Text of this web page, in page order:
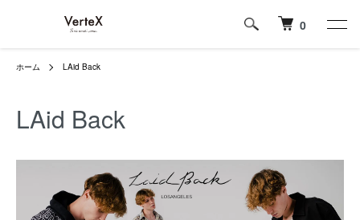
0
ホーム LAid Back
LAid Back